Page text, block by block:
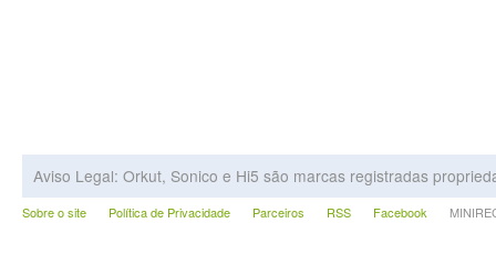
Aviso Legal: Orkut, Sonico e Hi5 são marcas registradas
Sobre o site Política de Privacidade Parceiros RSS Facebook